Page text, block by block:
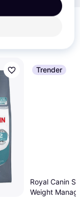
dine
Trender
Royal Canin
Weight